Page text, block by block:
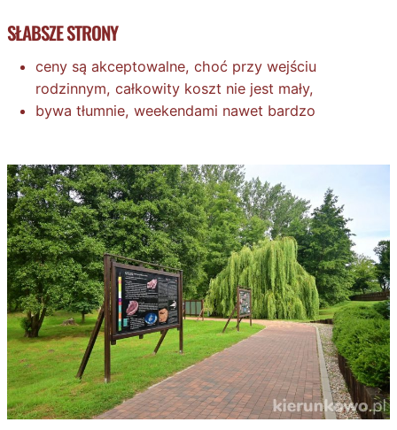
SŁABSZE STRONY
ceny są akceptowalne, choć przy wejściu
rodzinnym, całkowity koszt nie jest mały,
bywa tłumnie, weekendami nawet bardzo